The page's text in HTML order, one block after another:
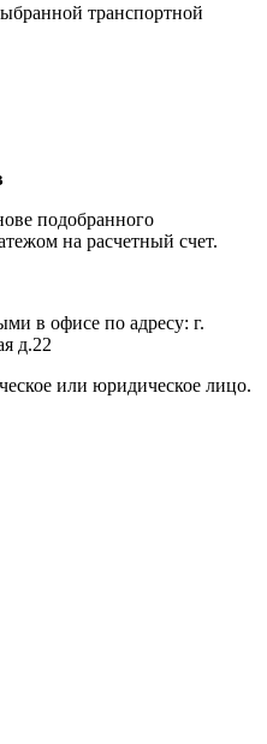
транспортной
подобранного
на расчетный счет.
в офисе по адресу: г.
д.22
или юридическое лицо.